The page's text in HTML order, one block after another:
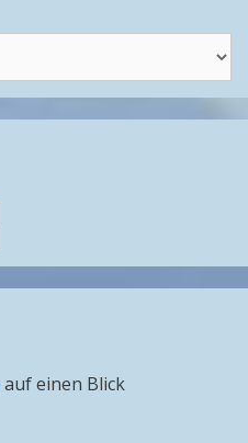
auf einen Blick